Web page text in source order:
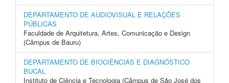
DEPARTAMENTO DE AUDIOVISUAL E RELAÇÕES
PÚBLICAS
Faculdade de Arquitetura, Artes, Comunicação e Design
(Câmpus de Bauru)
DEPARTAMENTO DE BIOCIÊNCIAS E DIAGNÓSTICO
BUCAL
Instituto de Ciência e Tecnologia (Câmpus de São José dos